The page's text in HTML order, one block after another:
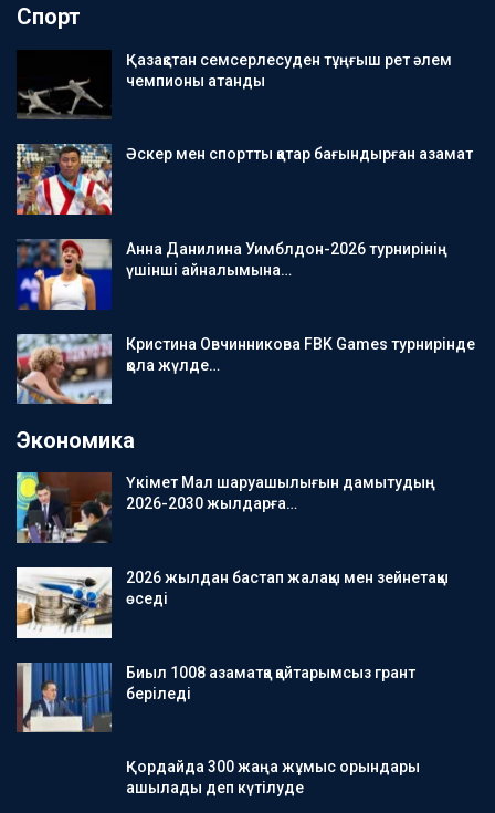
Спорт
Қазақстан семсерлесуден тұңғыш рет әлем
чемпионы атанды
Әскер мен спортты қатар бағындырған азамат
Анна Данилина Уимблдон-2026 турнирінің
үшінші айналымына…
Кристина Овчинникова FBK Games турнирінде
қола жүлде…
Экономика
Үкімет Мал шаруашылығын дамытудың
2026-2030 жылдарға…
2026 жылдан бастап жалақы мен зейнетақы
өседі
Биыл 1008 азаматқа қайтарымсыз грант
беріледі
Қордайда 300 жаңа жұмыс орындары
ашылады деп күтілуде